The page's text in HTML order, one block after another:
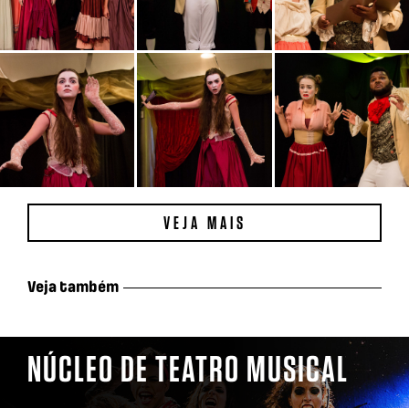
VEJA MAIS
Veja também
NÚCLEO DE TEATRO MUSICAL